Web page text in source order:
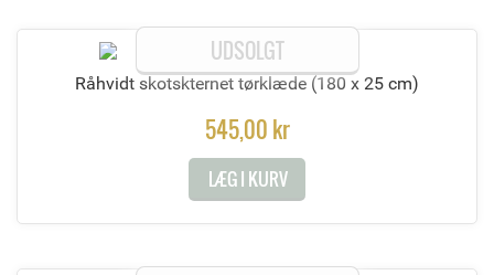
UDSOLGT
Råhvidt skotskternet tørklæde (180 x 25 cm)
545,00 kr
LÆG I KURV